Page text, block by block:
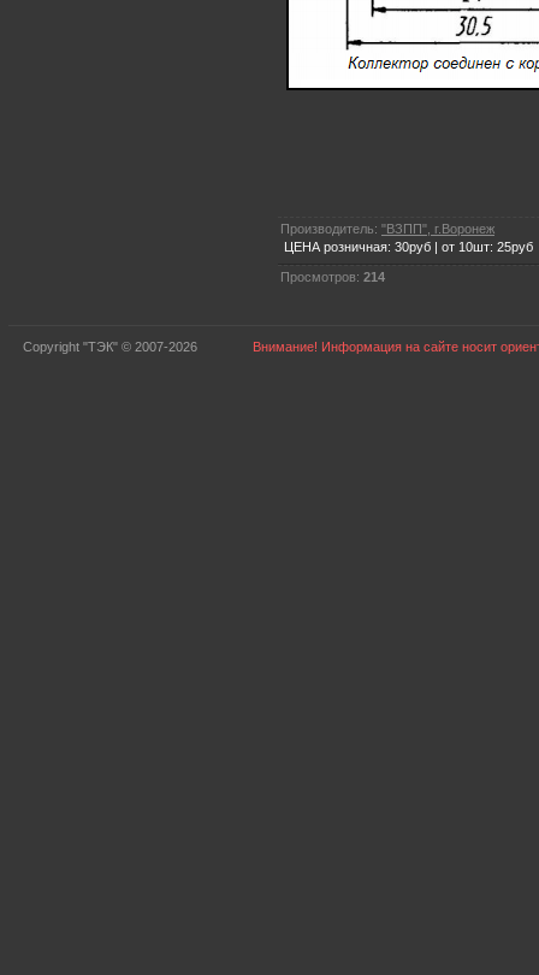
Производитель: "ВЗПП", г.Воронеж
ЦЕНА розничная: 30руб | от 10шт: 25руб
Просмотров: 214
Copyright "ТЭК" © 2007-2026 Внимание! Информация на сайте носит